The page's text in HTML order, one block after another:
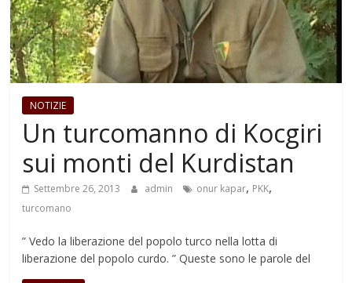
NOTIZIE
Un turcomanno di Kocgiri
sui monti del Kurdistan
Settembre 26, 2013 admin onur kapar, PKK,
turcomano
” Vedo la liberazione del popolo turco nella lotta di
liberazione del popolo curdo. ” Queste sono le parole del